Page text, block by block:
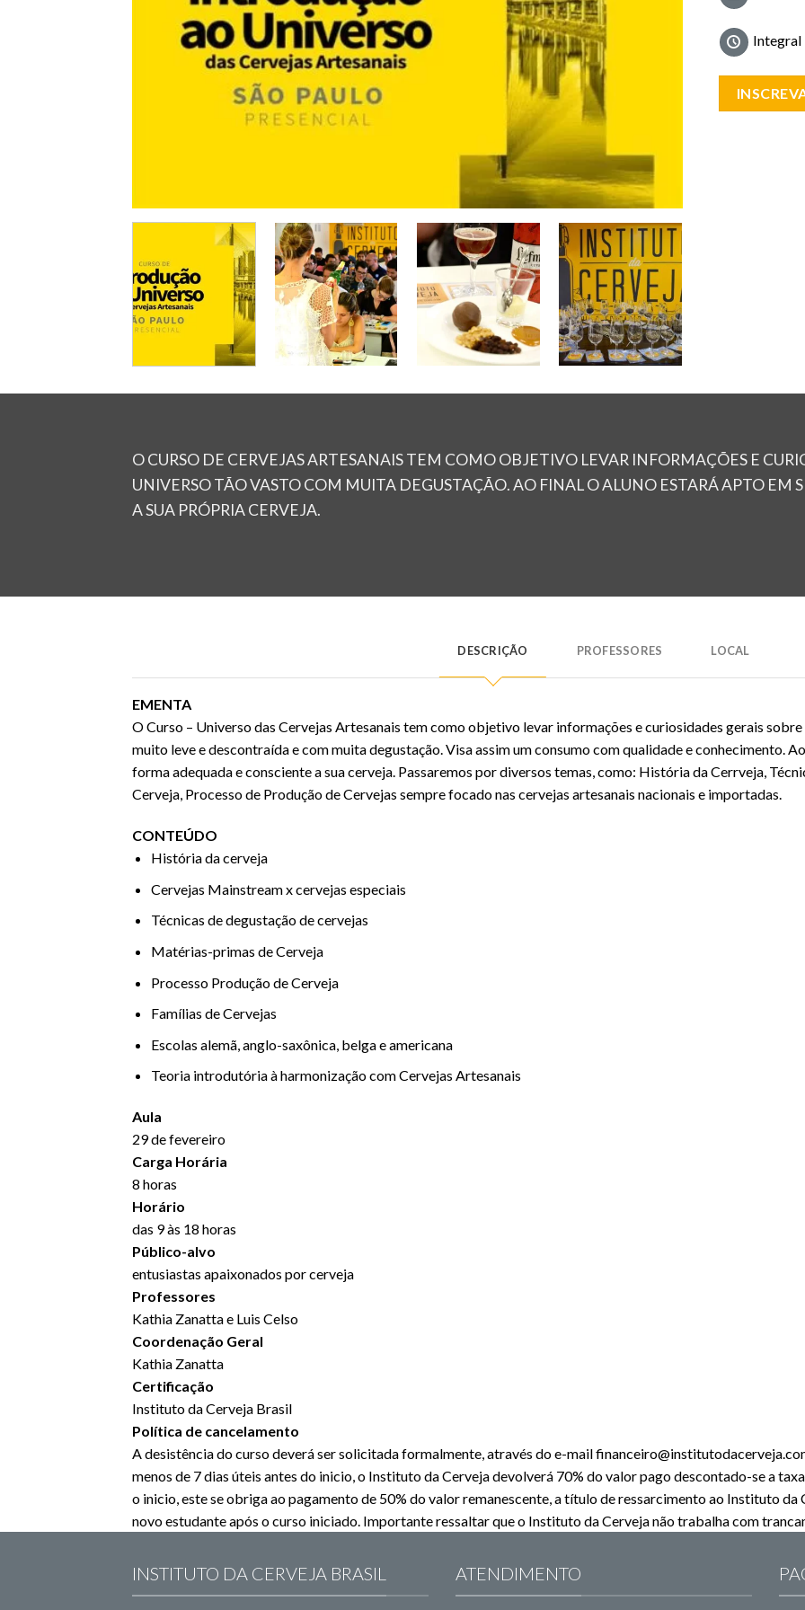
Integral
O CURSO DE CERVEJAS ARTESANAIS TEM COMO OBJETIVO LEVAR INFORMAÇÕES E
UNIVERSO TÃO VASTO COM MUITA DEGUSTAÇÃO. AO FINAL O ALUNO ESTARÁ APTO EM
A SUA PRÓPRIA CERVEJA.
DESCRIÇÃO PROFESSORES LOCAL
EMENTA
O Curso – Universo das Cervejas Artesanais tem como objetivo levar informações e curiosidades gerais
muito leve e descontraída e com muita degustação. Visa assim um consumo com qualidade e conhecimento.
forma adequada e consciente a sua cerveja. Passaremos por diversos temas, como: História da Cerrveja,
Cerveja, Processo de Produção de Cervejas sempre focado nas cervejas artesanais nacionais e importadas.
CONTEÚDO
História da cerveja
Cervejas Mainstream x cervejas especiais
Técnicas de degustação de cervejas
Matérias-primas de Cerveja
Processo Produção de Cerveja
Famílias de Cervejas
Escolas alemã, anglo-saxônica, belga e americana
Teoria introdutória à harmonização com Cervejas Artesanais
Aula
29 de fevereiro
Carga Horária
8 horas
Horário
das 9 às 18 horas
Público-alvo
entusiastas apaixonados por cerveja
Professores
Kathia Zanatta e Luis Celso
Coordenação Geral
Kathia Zanatta
Certificação
Instituto da Cerveja Brasil
Política de cancelamento
A desistência do curso deverá ser solicitada formalmente, através do e-mail
menos de 7 dias úteis antes do inicio, o Instituto da Cerveja devolverá 70% do valor pago descontado-se a
o inicio, este se obriga ao pagamento de 50% do valor remanescente, a título de ressarcimento ao Instituto da
novo estudante após o curso iniciado. Importante ressaltar que o Instituto da Cerveja não trabalha com
INSTITUTO DA CERVEJA BRASIL ATENDIMENTO